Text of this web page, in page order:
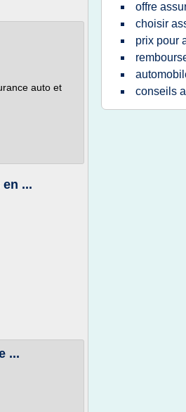
auto et
...
...
offre
choisir
prix pour
conseils